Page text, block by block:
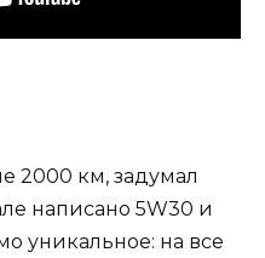
2000 км, задумал
написано 5W30 и
уникальное: на все